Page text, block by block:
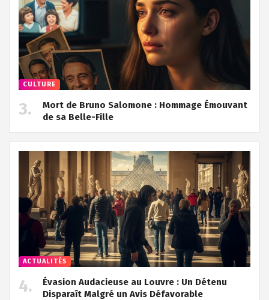
CULTURE
Mort de Bruno Salomone : Hommage Émouvant
de sa Belle-Fille
ACTUALITÉS
Évasion Audacieuse au Louvre : Un Détenu
Disparaît Malgré un Avis Défavorable